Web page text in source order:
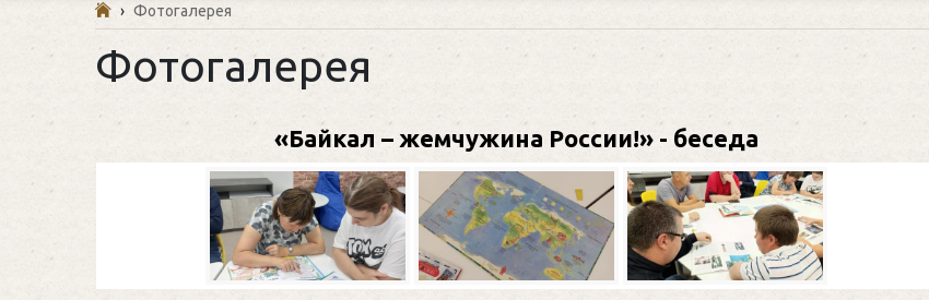
› Фотогалерея
Фотогалерея
«Байкал – жемчужина России!» - беседа